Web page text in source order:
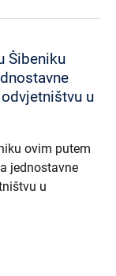
Šibeniku
u
ovim putem
jednostavne
u